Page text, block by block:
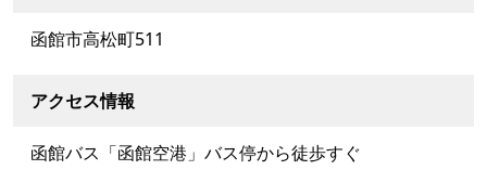
函館市高松町511
アクセス情報
函館バス「函館空港」バス停から徒歩すぐ